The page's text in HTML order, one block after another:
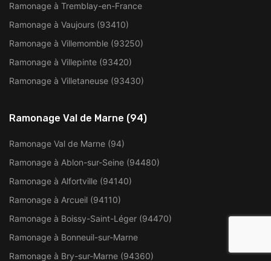
Ramonage à Tremblay-en-France
Ramonage à Vaujours (93410)
Ramonage à Villemomble (93250)
Ramonage à Villepinte (93420)
Ramonage à Villetaneuse (93430)
Ramonage Val de Marne (94)
Ramonage Val de Marne (94)
Ramonage à Ablon-sur-Seine (94480)
Ramonage à Alfortville (94140)
Ramonage à Arcueil (94110)
Ramonage à Boissy-Saint-Léger (94470)
Ramonage à Bonneuil-sur-Marne
Ramonage à Bry-sur-Marne (94360)